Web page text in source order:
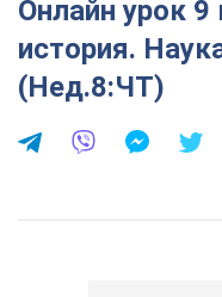
Онлайн урок 9
история.
(Нед.8:ЧТ)